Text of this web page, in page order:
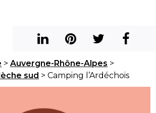
>Auvergne-Rhône-Alpes >
sud > Camping l’Ardéchois